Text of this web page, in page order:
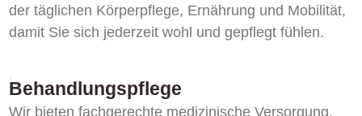
der täglichen Körperpflege, Ernährung und Mobilität,
damit Sie sich jederzeit wohl und gepflegt fühlen.
Behandlungspflege
Wir bieten fachgerechte medizinische Versorgung,